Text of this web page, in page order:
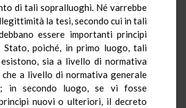
di tali sopralluoghi. Né varrebbe
la tesi, secondo cui in tali
essere importanti principi
Stato, poiché, in primo luogo, tali
sia a livello di normativa
che a livello di normativa generale
in secondo luogo, se vi fosse
nuovi o ulteriori, il decreto